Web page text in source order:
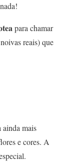
para chamar
reais) que
mais
e cores. A